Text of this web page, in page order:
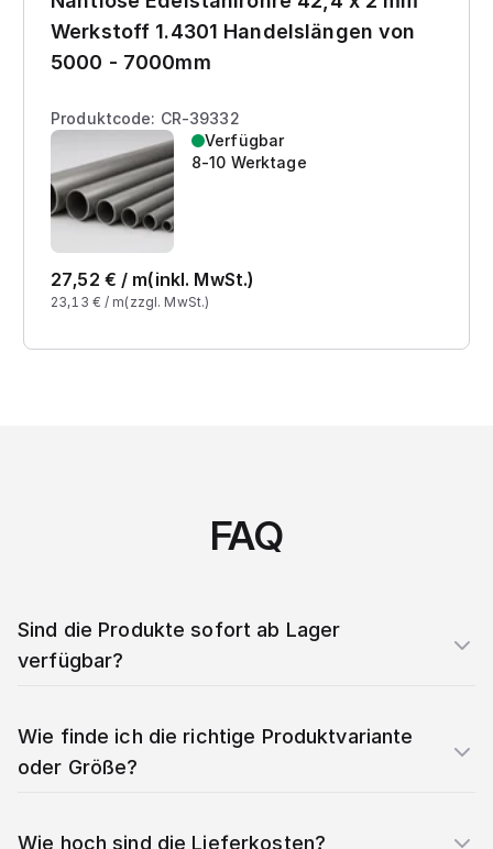
Werkstoff 1.4301 Handelslängen von
5000 - 7000mm
Produktcode: CR-39332
Verfügbar
8-10 Werktage
27,52 € / m(inkl. MwSt.)
23,13 € / m(zzgl. MwSt.)
FAQ
Sind die Produkte sofort ab Lager
verfügbar?
Wie finde ich die richtige Produktvariante
oder Größe?
Wie hoch sind die Lieferkosten?